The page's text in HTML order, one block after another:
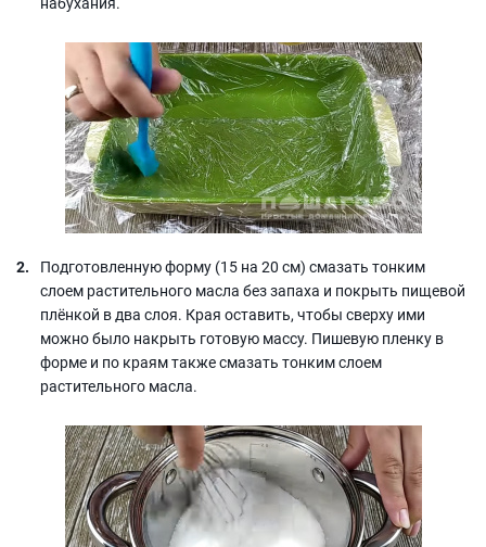
Подготовленную форму (15 на 20 см) смазать тонким
слоем растительного масла без запаха и покрыть пищевой
плёнкой в два слоя. Края оставить, чтобы сверху ими
можно было накрыть готовую массу. Пишевую пленку в
форме и по краям также смазать тонким слоем
растительного масла.